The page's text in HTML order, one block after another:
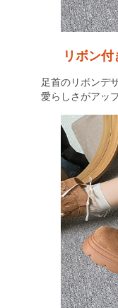
リボン
足首のリボンデ
愛らしさがアッ